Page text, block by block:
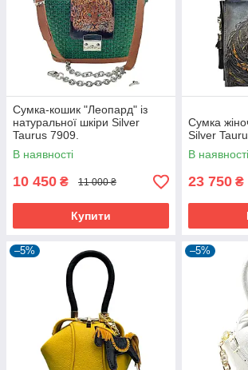
Сумка-кошик "Леопард" із
натуральної шкіри Silver
Taurus 7909.
В наявності
10 450 ₴ 11 000 ₴
Купити
Сумка
Silver
В наявності
23 750 ₴
–5% –5%